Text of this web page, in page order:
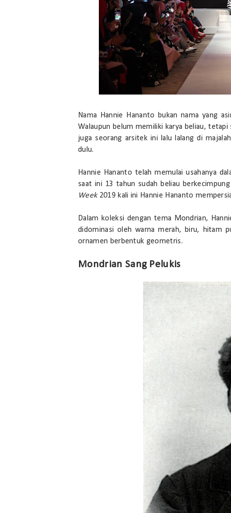
Nama Hannie Hananto bukan nama yang
Walaupun belum memiliki karya beliau,
juga seorang arsitek ini lalu lalang di
dulu.
Hannie Hananto telah memulai usahanya
saat ini 13 tahun sudah beliau
Week2019 kali ini Hannie Hananto
Dalam koleksi dengan tema Mondrian,
didominasi oleh warna merah, biru, hitam
ornamen berbentuk geometris.
Mondrian Sang Pelukis